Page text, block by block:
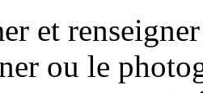
et
ou le